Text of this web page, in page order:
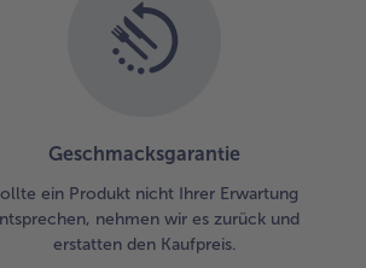
Geschmacksgarantie
ein Produkt nicht Ihrer Erwartung
nehmen wir es zurück und
erstatten den Kaufpreis.